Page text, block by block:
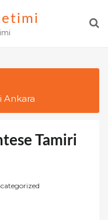
Ankara
Tamiri